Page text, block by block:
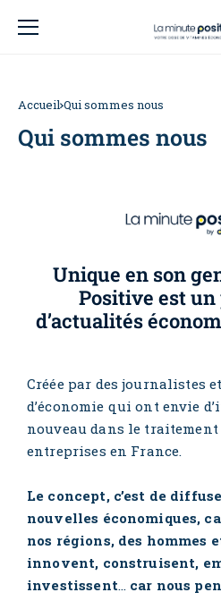
Accueil Qui sommes nous
Qui sommes nous
Unique en son
Positive est
d’actualités
Créée par des journalistes
d’économie qui ont envie
nouveau dans le traitement
entreprises en France.
Le concept, c’est de
nouvelles économiques,
nos régions, des hommes
innovent, construisent,
investissent… car nous